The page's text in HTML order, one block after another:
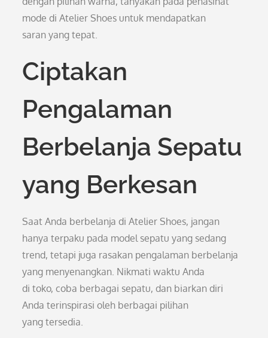
mode di Atelier Shoes untuk mendapatkan
saran yang tepat.
Ciptakan
Pengalaman
Berbelanja Sepatu
yang Berkesan
Saat Anda berbelanja di Atelier Shoes, jangan
hanya terpaku pada model sepatu yang sedang
trend, tetapi juga rasakan pengalaman berbelanja
yang menyenangkan. Nikmati waktu Anda
di toko, coba berbagai sepatu, dan biarkan diri
Anda terinspirasi oleh berbagai pilihan
yang tersedia.